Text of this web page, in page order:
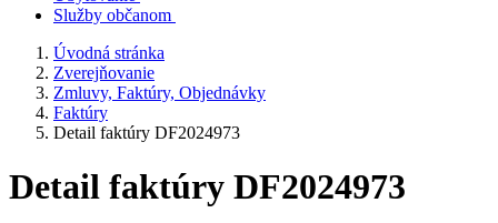
Služby občanom
Úvodná stránka
Zverejňovanie
Zmluvy, Faktúry, Objednávky
Faktúry
Detail faktúry DF2024973
Detail faktúry DF2024973